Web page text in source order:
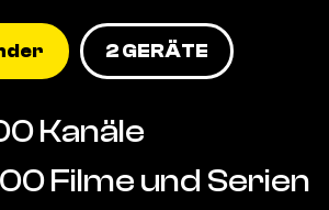
2 GERÄTE
Kanäle
Filme und Serien